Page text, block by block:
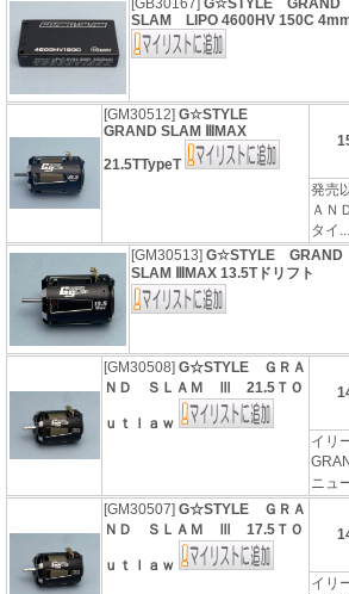
[GB30167]G☆STYLE GRAND
SLAM LIPO 4600HV 150C
[GM30512]G☆STYLE
GRAND SLAM ⅢMAX
21.5TTypeT
発売
ＡＮ
タイ...
[GM30513]G☆STYLE GRAND
SLAM ⅢMAX 13.5Tドリフト
[GM30508]G☆STYLE ＧＲＡ
ＮＤ ＳＬＡＭ Ⅲ 21.5ＴＯ
ｕｔｌａｗ
イリ
ニュ
[GM30507]G☆STYLE ＧＲＡ
ＮＤ ＳＬＡＭ Ⅲ 17.5ＴＯ
ｕｔｌａｗ
イリ